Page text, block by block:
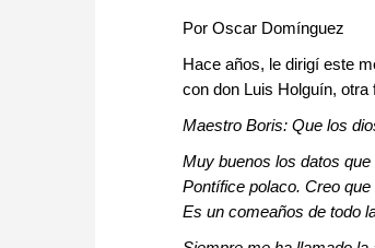
Por Oscar Domínguez
Hace años, le dirigí este
con don Luis Holguín, otra
Maestro Boris: Que los
Muy buenos los datos
Pontífice polaco. Creo
Es un comeaños de todo